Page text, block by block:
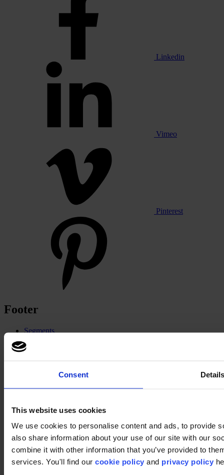
Consent
This website uses cookies
We use cookies to personalise content and ads, to provide
also share information about your use of our site with our
combine it with other information that you’ve provided to
services. You'll find our cookie policy and privacy policy
Linkedin
Vimeo
Pinterest
Footer
Segments
Dalles de moquette
Séries des collections
Supports
LVT
Luxury Vinyl Tiles (LVT)
LVT collections